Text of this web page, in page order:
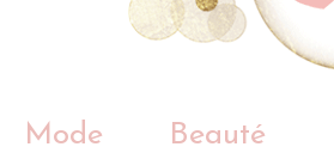
Mode Beauté